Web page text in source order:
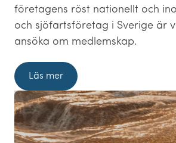
företagens röst nationellt och
och sjöfartsföretag i Sverige är
ansöka om medlemskap.
Läs mer